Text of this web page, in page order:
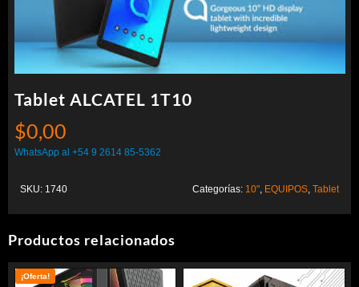
Tablet ALCATEL 1T10
$0,00
WhatsApp al +54 9 2614 85-5362
SKU: 1740 Categorías: 10" EQUIPOS Tablet
Productos relacionados
¡Oferta!